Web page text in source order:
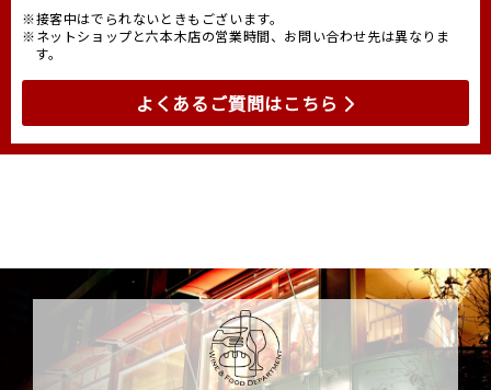
※接客中はでられないときもございます。
※ネットショップと六本木店の営業時間、お問い合わせ先は異なりま
す。
よくあるご質問はこちら